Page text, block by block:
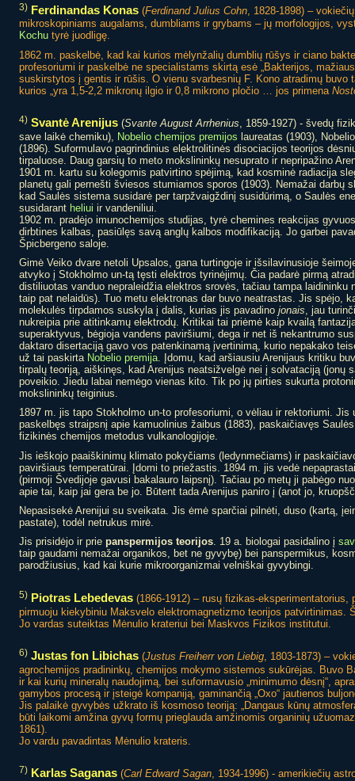
3) Ferdinandas Konas (Ferdinand Julius Cohn, 1828-1898) –
mikroskopiniams augalams, dumbliams ir grybams – jų morfologijos,
Kochu tyrė juodligę.
1862 m. paskelbė, kad kai kurios mėlynžalių dumblių rūšys ir ciano
profesoriumi ir paskelbė ne specialistams skirtą esė „Bakterijos,
suskirstytos į gentis ir rūšis. O vienu svarbesnių F. Kono atradimų
kurios „yra 1,5-2,2 mikronų ilgio ir 0,8 mikrono pločio … jos primena
4) Svantė Arenijus (Svante August Arrhenius, 1859-1927) - švedų
save laikė chemiku),
Nobelio chemijos premijos laureatas (1903),
(1896). Suformulavo pagrindinius elektrolitinės disociacijos teorijos
tirpaluose. Daug garsių to meto mokslininkų nesuprato ir nepripažino
1901 m. kartu su kolegomis patvirtino spėjimą, kad kosminė radiacija
planetų gali pernešti šviesos stumiamos sporos (1903). Nemažai darbų
kad Saulės sistema susidarė per tarpžvaigždinį susidūrimą, o Saulės
susidarant heliui ir vandeniliui.
1902 m. pradėjo imunochemijos studijas, tyrė chemines reakcijas
dirbtines kalbas, pasiūlęs savą anglų kalbos modifikaciją. Jo garbei
Špicbergeno saloje.
Gimė Veiko dvare netoli Upsalos, gana turtingoje ir išsilavinusioje
atvyko į Stokholmo un-tą tęsti elektros tyrinėjimų. Čia padarė pirmą
distiliuotas vanduo nepraleidžia elektros srovės, tačiau tampa laidininku
taip pat nelaidūs). Tuo metu elektronas dar buvo neatrastas. Jis spėjo,
molekulės tirpdamos suskyla į dalis, kurias jis pavadinojonais, jau
nukreipia prie atitinkamų elektrodų. Kritikai tai priėmė kaip kvailą
superaktyvus, bėgioja vandens paviršiumi, dega ir net iš nekantrumo
daktaro disertaciją gavo vos patenkinamą įvertinimą, kurio nepakako
už tai paskirta Nobelio premija. Įdomu, kad aršiausiu Arenijaus kritiku
tirpalų teoriją, aiškinęs, kad Arenijus neatsižvelgė nei į solvataciją (jonų
poveikio. Jiedu labai nemėgo vienas kito. Tik po jų pirties sukurta
mokslininkų teiginius.
1897 m. jis tapo Stokholmo un-to profesoriumi, o vėliau ir rektoriumi.
paskelbęs straipsnį apie kamuolinius žaibus (1883), paskaičiavęs
fizikinės chemijos metodus vulkanologijoje.
Jis ieškojo paaiškinimų klimato pokyčiams (ledynmečiams) ir
paviršiaus temperatūrai. Įdomi to priežastis. 1894 m. jis vedė
(pirmoji Švedijoje gavusi bakalauro laipsnį). Tačiau po metų ji pabėgo
apie tai, kaip jai gera be jo. Būtent tada Arenijus paniro į (anot jo,
Nepasisekė Arenijui su sveikata. Jis ėmė sparčiai pilnėti, duso (kartą,
pastate), todėl netrukus mirė.
Jis prisidėjo ir priepanspermijos teorijos. 19 a. biologai pasidalino į
taip gaudami nemažai organikos, bet ne gyvybę) bei panspermikus,
parodžiusius, kad kai kurie mikroorganizmai velniškai gyvybingi.
5) Piotras Lebedevas (1866-1912) – rusų fizikas-
pirmuoju kiekybiniu Maksvelo elektromagnetizmo teorijos
Jo vardas suteiktas Mėnulio krateriui bei Maskvos Fizikos institutui.
6) Justas fon Libichas (Justus Freiherr von Liebig, 1803-1873) –
agrochemijos pradininkų, chemijos mokymo sistemos sukūrėjas. Buvo
ir kai kurių mineralų naudojimą, bei suformavusio „minimumo dėsnį“,
gamybos procesą ir įsteigėkompaniją, gaminančią „Oxo“ jautienos
Jis palaikė gyvybės užkrato iš kosmoso teoriją: „Dangaus kūnų
būti laikomi amžina gyvų formų prieglauda amžinomis organinių
1861).
Jo vardu pavadintas Mėnulio krateris.
7) Karlas Saganas (Carl Edward Sagan, 1934-1996) - amerikiečių